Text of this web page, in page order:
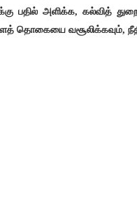
பதில் அளிக்க, கல்வித்
தொகையை வசூலிக்கவும்,